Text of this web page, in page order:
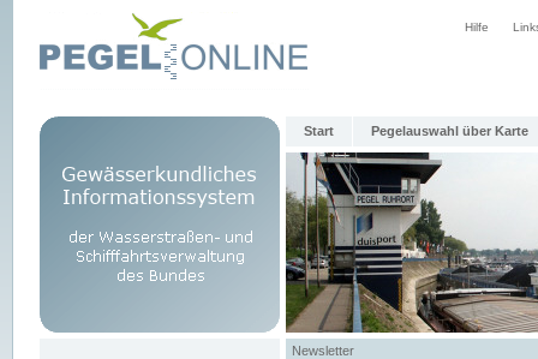
Hilfe
Start Pegelauswahl über Karte
Newsletter